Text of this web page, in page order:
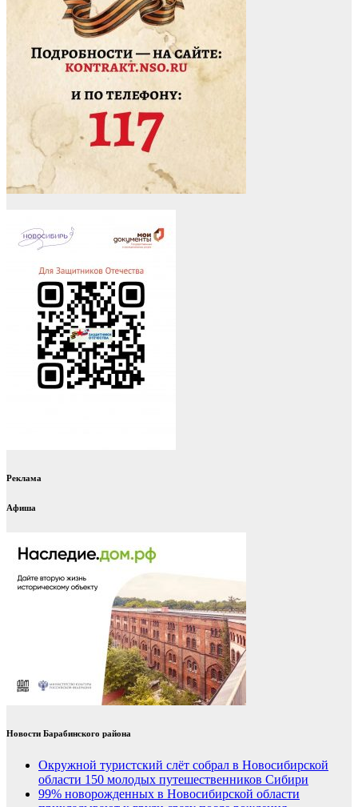
Реклама
Афиша
Новости Барабинского района
Окружной туристский слёт собрал в Новосибирской
области 150 молодых путешественников Сибири
99% новорожденных в Новосибирской области